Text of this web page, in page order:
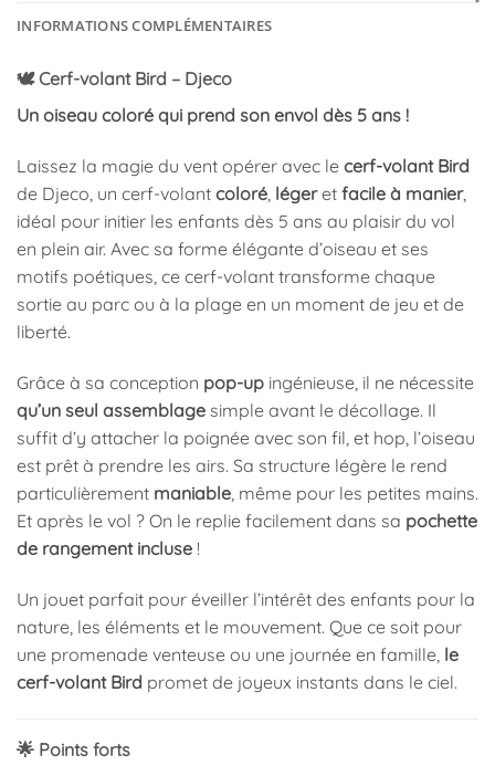
INFORMATIONS COMPLÉMENTAIRES
🕊️ Cerf-volant Bird – Djeco
Un oiseau coloré qui prend son envol dès 5 ans !
Laissez la magie du vent opérer avec le cerf-volant Bird
de Djeco, un cerf-volant coloré légeret facile à manier,
idéal pour initier les enfants dès 5 ans au plaisir du vol
en plein air. Avec sa forme élégante d’oiseau et ses
motifs poétiques, ce cerf-volant transforme chaque
sortie au parc ou à la plage en un moment de jeu et de
liberté.
Grâce à sa conception pop-up ingénieuse, il ne nécessite
qu’un seul assemblage simple avant le décollage. Il
suffit d’y attacher la poignée avec son fil, et hop, l’oiseau
est prêt à prendre les airs. Sa structure légère le rend
particulièrement maniable , même pour les petites mains.
Et après le vol ? On le replie facilement dans sa pochette
de rangement incluse !
Un jouet parfait pour éveiller l’intérêt des enfants pour la
nature, les éléments et le mouvement. Que ce soit pour
une promenade venteuse ou une journée en famille, le
cerf-volant Bird promet de joyeux instants dans le ciel.
🌟 Points forts